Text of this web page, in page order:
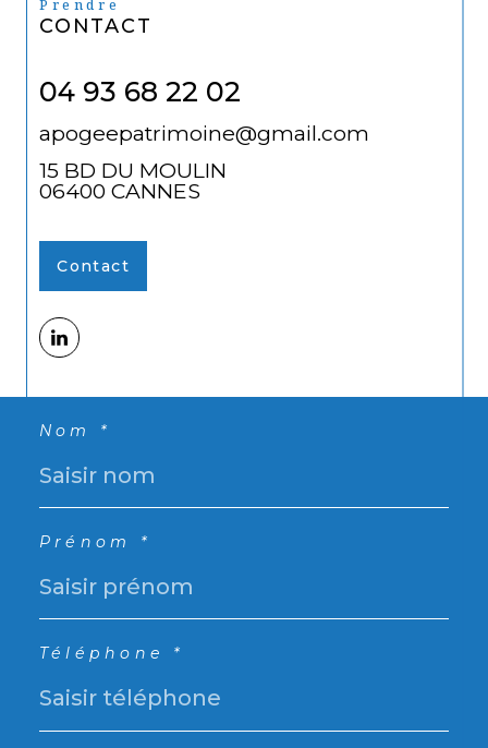
Nom *
Prénom *
Téléphone *
Prendre
CONTACT
04 93 68 22 02
apogeepatrimoine@gmail.com
15 BD DU MOULIN
06400 CANNES
Contact